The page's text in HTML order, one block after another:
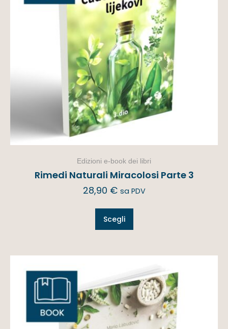
Edizioni e-book dei libri
Rimedi Naturali Miracolosi Parte 3
28,90 € sa PDV
Scegli